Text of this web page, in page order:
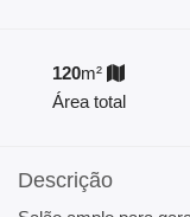
120m²
Área total
Descrição